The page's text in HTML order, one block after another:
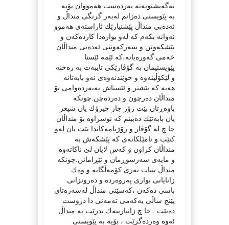
نه‌گه‌یشتونه‌ته‌ به‌رده‌ست هه‌مووان.بۆیه‌
به‌ پێویستی ده‌زانم له‌به‌ر گرنگی منداڵ و
ئه‌ده‌بی منداڵ پێشنیارێك ئاراسته‌ی هه‌موو
ئه‌وانه‌ بكه‌م كه‌ له‌و بواره‌دا كارده‌كه‌ن و
پێشكه‌وتن و سه‌ركه‌وتنی ئه‌ده‌بی منداڵان
خه‌می گه‌وره‌یانه‌،كه‌ ئێمه‌ ئێستا
پێویستیمان به‌ گۆڤارێكی تایبه‌ت به‌ ره‌خنه‌
و لێكۆڵینه‌وه‌ و خوێندنه‌وه‌ی ئه‌و بابه‌تانه‌
هه‌یه‌ كه‌ پێشتر و ئێستاش به‌به‌رده‌وامی بۆ
منداڵان ده‌رچون و ده‌رده‌چن.چونكه‌
باوه‌ڕتان بێت زۆر جار چیرۆك یان شیعر
یان بابه‌تێك ده‌بینم كه‌ نوسراوه‌ بۆ منداڵان
جا چ له‌ گۆڤار و رۆژنامه‌كاندا بێت یان له‌و
كتێب و نامێلكانه‌ی كه‌ پێشكه‌ش به‌
منداڵان كراون و كه‌س لایان لێ ناكاته‌وه‌
و مایه‌ی سه‌رسوڕمان و تێڕامانن.چونكه‌
منداڵ بنیات نه‌ری كۆمه‌ڵگایه‌ و وه‌ك
زانایانی بواری په‌روه‌رده‌ و ده‌رونزانی
باسی ده‌كه‌ن ،كه‌سێتی منداڵ له‌سه‌ره‌تای
پێنج ساڵی یه‌كه‌می ته‌مه‌نی دا دروست
ده‌بێت ..جا چ زانیارییه‌ك بدرێت به‌ منداڵ
ئه‌وه‌ وه‌رده‌گرێت ، بۆیه‌ به‌ پێویستی